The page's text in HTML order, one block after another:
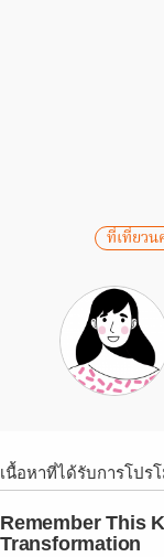
ที่เที่ยว
เนื้อหาที่ได้รับการโปร
Remember This
Transformation